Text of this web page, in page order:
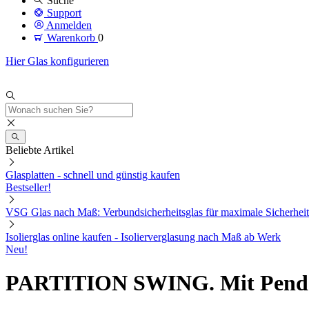
Support
Anmelden
Warenkorb 0
Hier Glas konfigurieren
Beliebte Artikel
Glasplatten - schnell und günstig kaufen
Bestseller!
VSG Glas nach Maß: Verbundsicherheitsglas für maximale Sicherheit
Isolierglas online kaufen - Isolierverglasung nach Maß ab Werk
Neu!
PARTITION SWING. Mit